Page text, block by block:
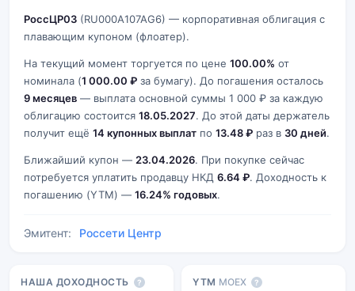
РоссЦP03 (RU000A107AG6) — корпоративная облигация с
плавающим купоном (флоатер).
На текущий момент торгуется по цене 100.00% от
номинала (1 000.00 ₽ за бумагу). До погашения осталось
9 месяцев — выплата основной суммы 1 000 ₽ за каждую
облигацию состоится 18.05.2027. До этой даты держатель
получит ещё 14 купонных выплат по 13.48 ₽ раз в 30 дней.
Ближайший купон — 23.04.2026. При покупке сейчас
потребуется уплатить продавцу НКД 6.64 ₽. Доходность к
погашению (YTM) — 16.24% годовых.
Эмитент: Россети Центр
НАША ДОХОДНОСТЬ ? YTM MOEX ?